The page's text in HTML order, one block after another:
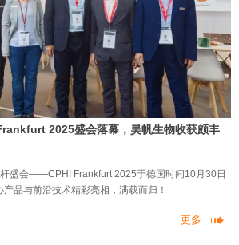
2025盛会落幕，昊帆生物收获颇丰
盛会——CPHI Frankfurt 2025于德国时间10月30日
品与前沿技术精彩亮相，满载而归！
更多 